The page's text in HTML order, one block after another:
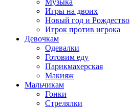
Музыка
Игры на двоих
Новый год и Рождество
Игрок против игрока
Девочкам
Одевалки
Готовим еду
Парикмахерская
Макияж
Мальчикам
Гонки
Стрелялки